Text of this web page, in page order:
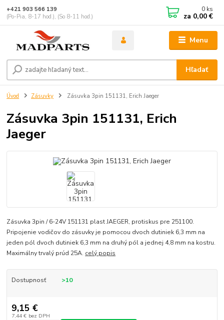
Menu
Hľadať
+421 903 566 139
(Po-Pia, 8-17 hod.), (So 8-11 hod.)
0 ks
za 0,00 €
Úvod Zásuvky Zásuvka 3pin 151131, Erich Jaeger
Zásuvka 3pin 151131, Erich
Jaeger
Zásuvka 3pin / 6-24V 151131 plast JAEGER, protiskus pre 251100.
Pripojenie vodičov do zásuvky je pomocou dvoch dutiniek 6,3 mm na
jeden pól dvoch dutiniek 6,3 mm na druhý pól a jednej 4,8 mm na kostru.
Maximálny trvalý prúd 25A. celý popis
Dostupnosť >10
9,15 €
7,44 € bez DPH